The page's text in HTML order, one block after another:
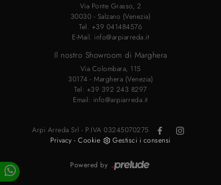
Via Ponte Grasso, 2
30030 - Salzano (Venezia)
Tel. +39 041484576
E-Mail. info@arpiarreda.it
Il nostro Showroom di Marghera
Via Colombara, 115
30174 - Marghera (Venezia)
Tel: +39 392 243 8297
Email: info@arpiarreda.it
Arpi Arreda Srl - P.IVA 03245070275
Privacy -Cookie Gestisci i consensi
Powered by